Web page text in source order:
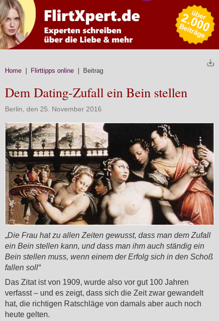
Home Flirttipps online | Beitrag
Dem Dating-Zufall ein Bein stellen
Berlin, den 25. November 2016
„Die Frau hat zu allen Zeiten gewusst, dass man dem Zufall
ein Bein stellen kann, und dass man ihm auch ständig ein
Bein stellen muss, wenn einem der Erfolg sich in den Schoß
fallen soll“
Das Zitat ist von 1909, wurde also vor gut 100 Jahren
verfasst – und es zeigt, dass sich die Zeit zwar gewandelt
hat, die richtigen Ratschläge von damals aber auch noch
heute gelten.